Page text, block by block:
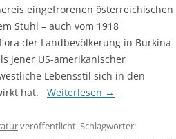
eingefrorenen österreichischen
Stuhl – auch vom 1918
der Landbevölkerung in Burkina
jener US-amerikanischer
Lebensstil sich in den
hat. Weiterlesen →
veröffentlicht. Schlagwörter: